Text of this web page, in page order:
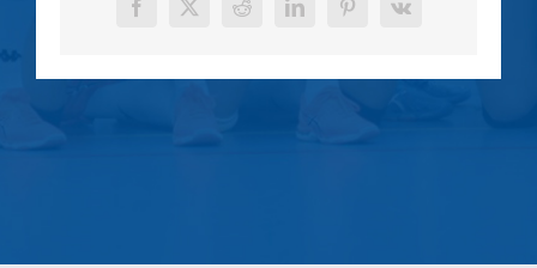
Facebook
X RedditLinkedInPinterest
Vk